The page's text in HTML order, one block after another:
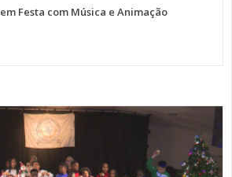
Festa com Música e Animação